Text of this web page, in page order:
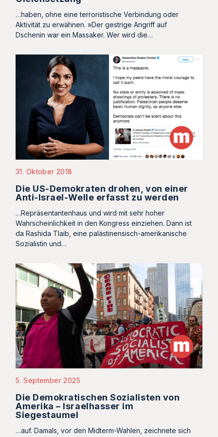
…haben, ohne eine terroristische Verbindung oder
Aktivität zu erwähnen. »Der gestrige Angriff auf
Dschenin war ein Massaker. Wer wird die…
31. Oktober 2018
Die US-Demokraten drohen, von einer
Anti-Israel-Welle erfasst zu werden
…Repräsentantenhaus und wird mit sehr hoher
Wahrscheinlichkeit in den Kongress einziehen. Dann ist
da Rashida Tlaib, eine palästinensisch-amerikanische
Sozialistin und…
5. September 2025
Die Demokratischen Sozialisten von
Amerika – Israelhasser im
Siegestaumel
…auf. Damals, vor den Midterm-Wahlen, zeichnete sich